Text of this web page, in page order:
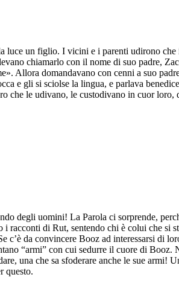
luce un figlio. I vicini e i parenti udirono
chiamarlo con il nome di suo padre,
Allora domandavano con cenni a suo
e gli si sciolse la lingua, e parlava
che le udivano, le custodivano in cuor
degli uomini! La Parola ci sorprende,
i racconti di Rut, sentendo chi è colui che
c’è da convincere Booz ad interessarsi di
“armi” con cui sedurre il cuore di
una che sa sfoderare anche le sue armi!
questo.